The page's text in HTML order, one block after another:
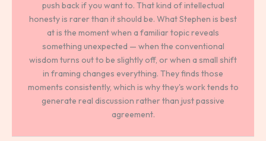
push back if you want to. That kind of intellectual
honesty is rarer than it should be. What Stephen is best
at is the moment when a familiar topic reveals
something unexpected — when the conventional
wisdom turns out to be slightly off, or when a small shift
in framing changes everything. They finds those
moments consistently, which is why they's work tends to
generate real discussion rather than just passive
agreement.